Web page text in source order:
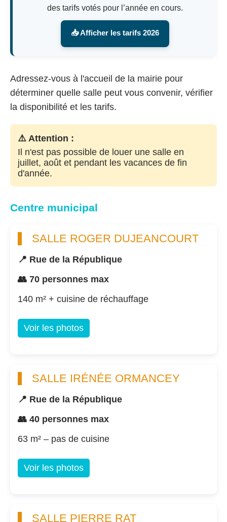
des tarifs votés pour l’année en cours.
📥 Afficher les tarifs 2026
Adressez-vous à l'accueil de la mairie pour
déterminer quelle salle peut vous convenir, vérifier
la disponibilité et les tarifs.
⚠️ Attention :
Il n'est pas possible de louer une salle en
juillet, août et pendant les vacances de fin
d'année.
Centre municipal
SALLE ROGER DUJEANCOURT
📍 Rue de la République
👥 70 personnes max
140 m² + cuisine de réchauffage
Voir les photos
SALLE IRÉNÉE ORMANCEY
📍 Rue de la République
👥 40 personnes max
63 m² – pas de cuisine
Voir les photos
SALLE PIERRE RAT